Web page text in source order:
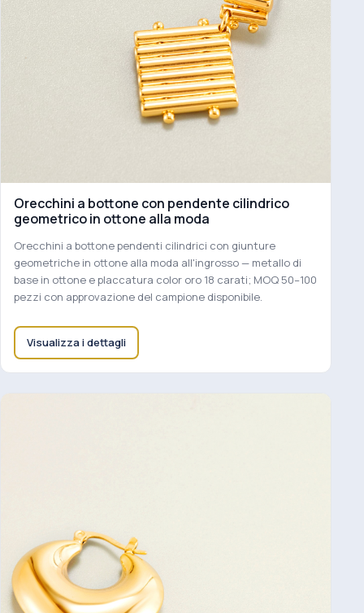
Orecchini a bottone con pendente cilindrico
geometrico in ottone alla moda
Orecchini a bottone pendenti cilindrici con giunture
geometriche in ottone alla moda all'ingrosso — metallo di
base in ottone e placcatura color oro 18 carati; MOQ 50–100
pezzi con approvazione del campione disponibile.
Visualizza i dettagli